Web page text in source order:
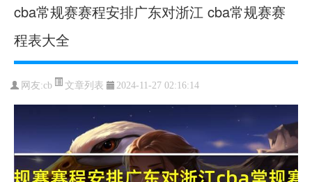
cba常规赛赛程安排广东对浙江 cba常规赛赛
程表大全
网友:cb 文章列表 2024-11-27 02:16:14